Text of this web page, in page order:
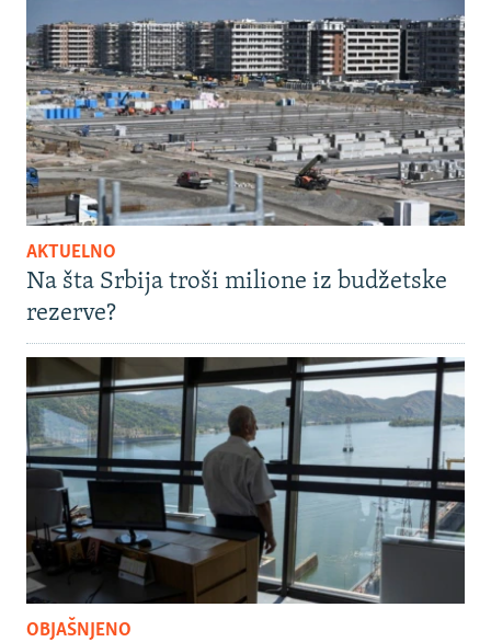
AKTUELNO
Na šta Srbija troši milione iz budžetske
rezerve?
OBJAŠNJENO